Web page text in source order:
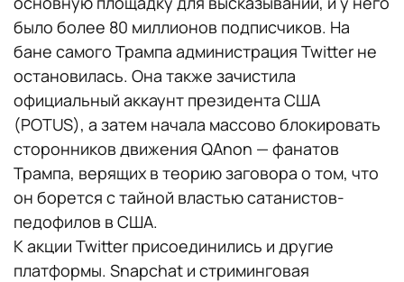
было более 80 миллионов подписчиков. На
бане самого Трампа администрация Twitter не
остановилась. Она также зачистила
официальный аккаунт президента США
(POTUS), а затем начала массово блокировать
сторонников движения QAnon — фанатов
Трампа, верящих в теорию заговора о том, что
он борется с тайной властью сатанистов-
педофилов в США.
К акции Twitter присоединились и другие
платформы. Snapchat и стриминговая